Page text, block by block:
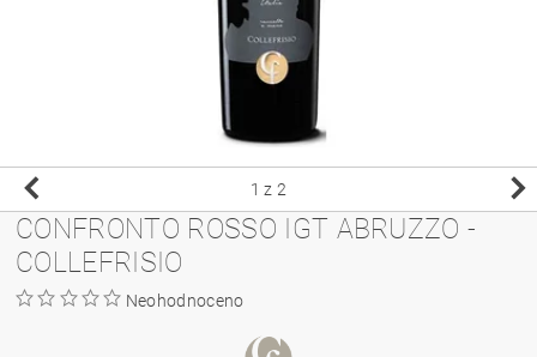
1 z 2
CONFRONTO ROSSO IGT ABRUZZO -
COLLEFRISIO
Neohodnoceno